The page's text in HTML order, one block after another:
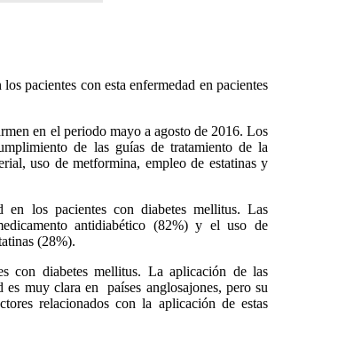
pacientes con esta enfermedad en pacientes
en el periodo mayo a agosto de 2016. Los
de las guías de tratamiento de la
uso de metformina, empleo de estatinas y
en los pacientes con diabetes mellitus. Las
antidiabético (82%) y el uso de
(28%).
con diabetes mellitus. La aplicación de las
es muy clara en países anglosajones, pero su
relacionados con la aplicación de estas